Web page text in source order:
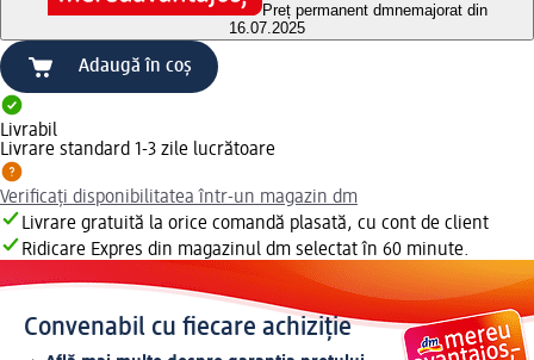
Preț permanent dmnemajorat din
16.07.2025
Adaugă în coș
Livrabil
Livrare standard 1-3 zile lucrătoare
Verificați disponibilitatea într-un magazin dm
Livrare gratuită la orice comandă plasată, cu cont de client
Ridicare Expres din magazinul dm selectat în 60 minute.
Convenabil cu fiecare achiziție